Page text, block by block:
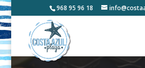
968 95 96 18